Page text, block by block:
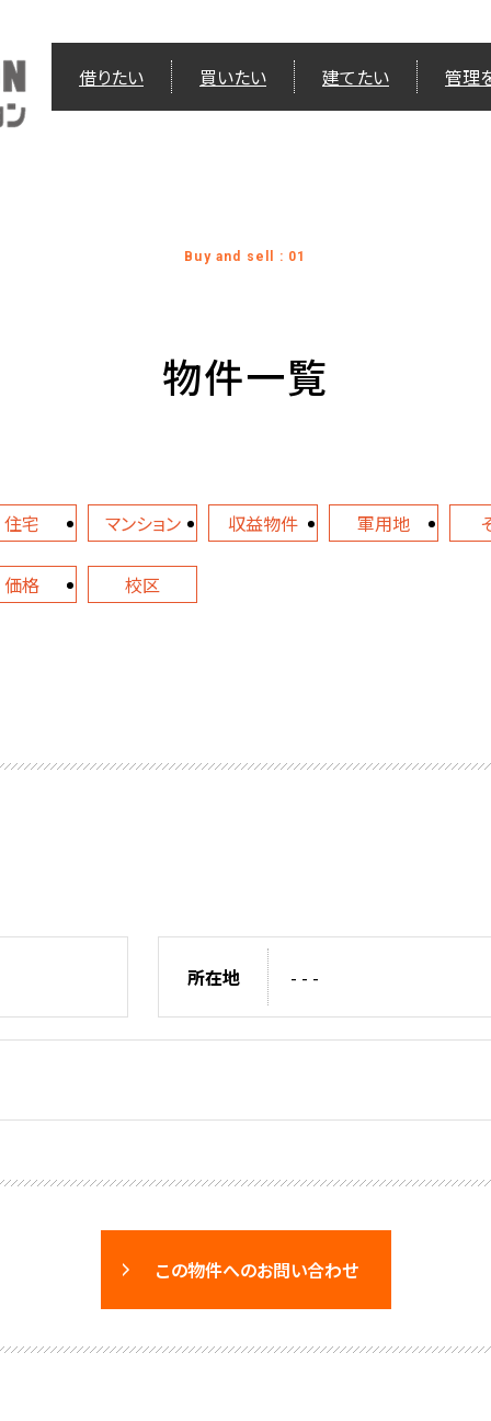
借りたい 買いたい 建てたい 管理
Buy and sell : 01
物件一覧
住宅 マンション 収益物件 軍用地
価格 校区
所在地 - - -
この物件へのお問い合わせ